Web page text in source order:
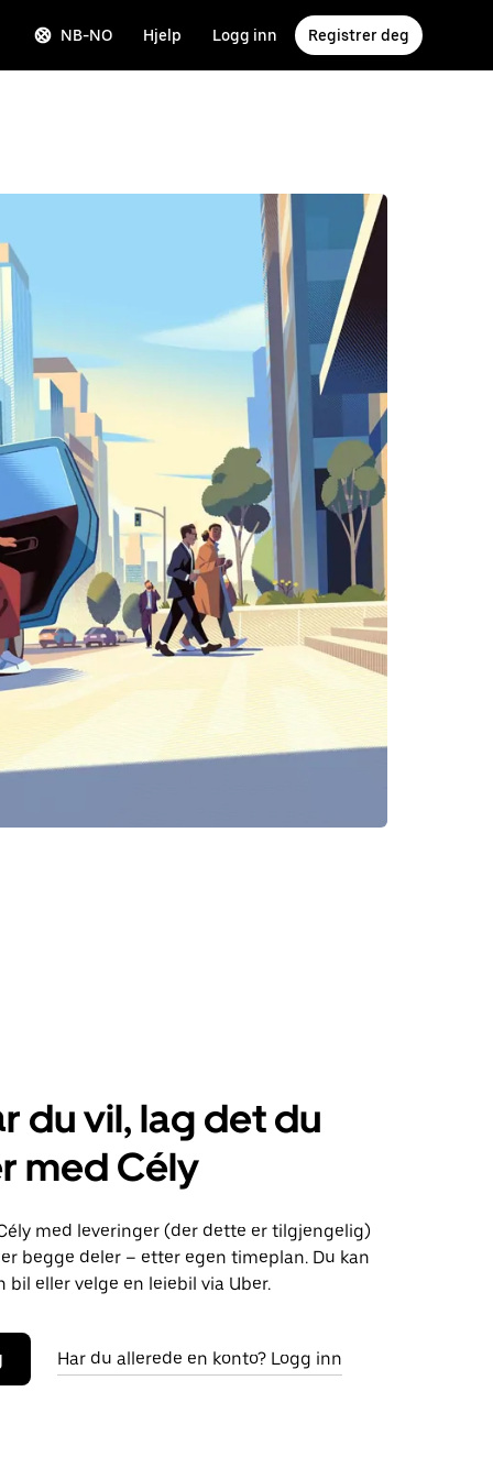
NB-NO Hjelp Logg inn Registrer deg
du vil, lag det du
med Cély
med leveringer (der dette er tilgjengelig)
begge deler – etter egen timeplan. Du kan
bil eller velge en leiebil via Uber.
Har du allerede en konto? Logg inn